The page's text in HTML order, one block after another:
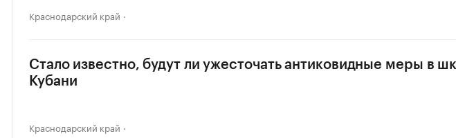
Краснодарский край
Стало известно, будут ли ужесточать антиковидные меры в
Кубани
Краснодарский край